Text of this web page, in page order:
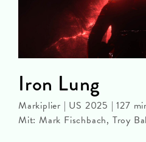
Iron Lung
Markiplier | US 2025 | 127
Mit: Mark Fischbach, Troy